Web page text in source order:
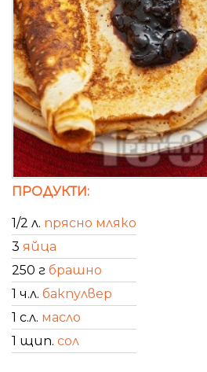
ПРОДУКТИ:
1/2 л. прясно мляко
3 яйца
250 г брашно
1 ч.л. бакпулвер
1 с.л. масло
1 щип. сол